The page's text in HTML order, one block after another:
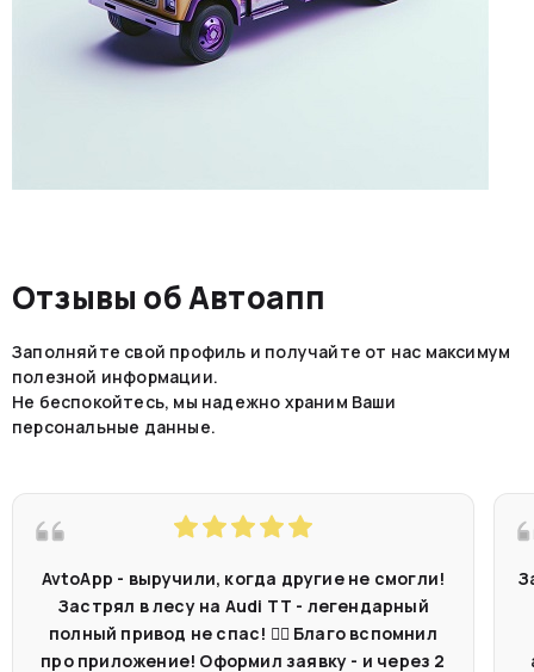
Отзывы об Автоапп
Заполняйте свой профиль и получайте от нас максимум
полезной информации.
Не беспокойтесь, мы надежно храним Ваши
персональные данные.
AvtoApp - выручили, когда другие не смогли!
Застрял в лесу на Audi TT - легендарный
полный привод не спас! 🤷‍♂️ Благо вспомнил
про приложение! Оформил заявку - и через 2